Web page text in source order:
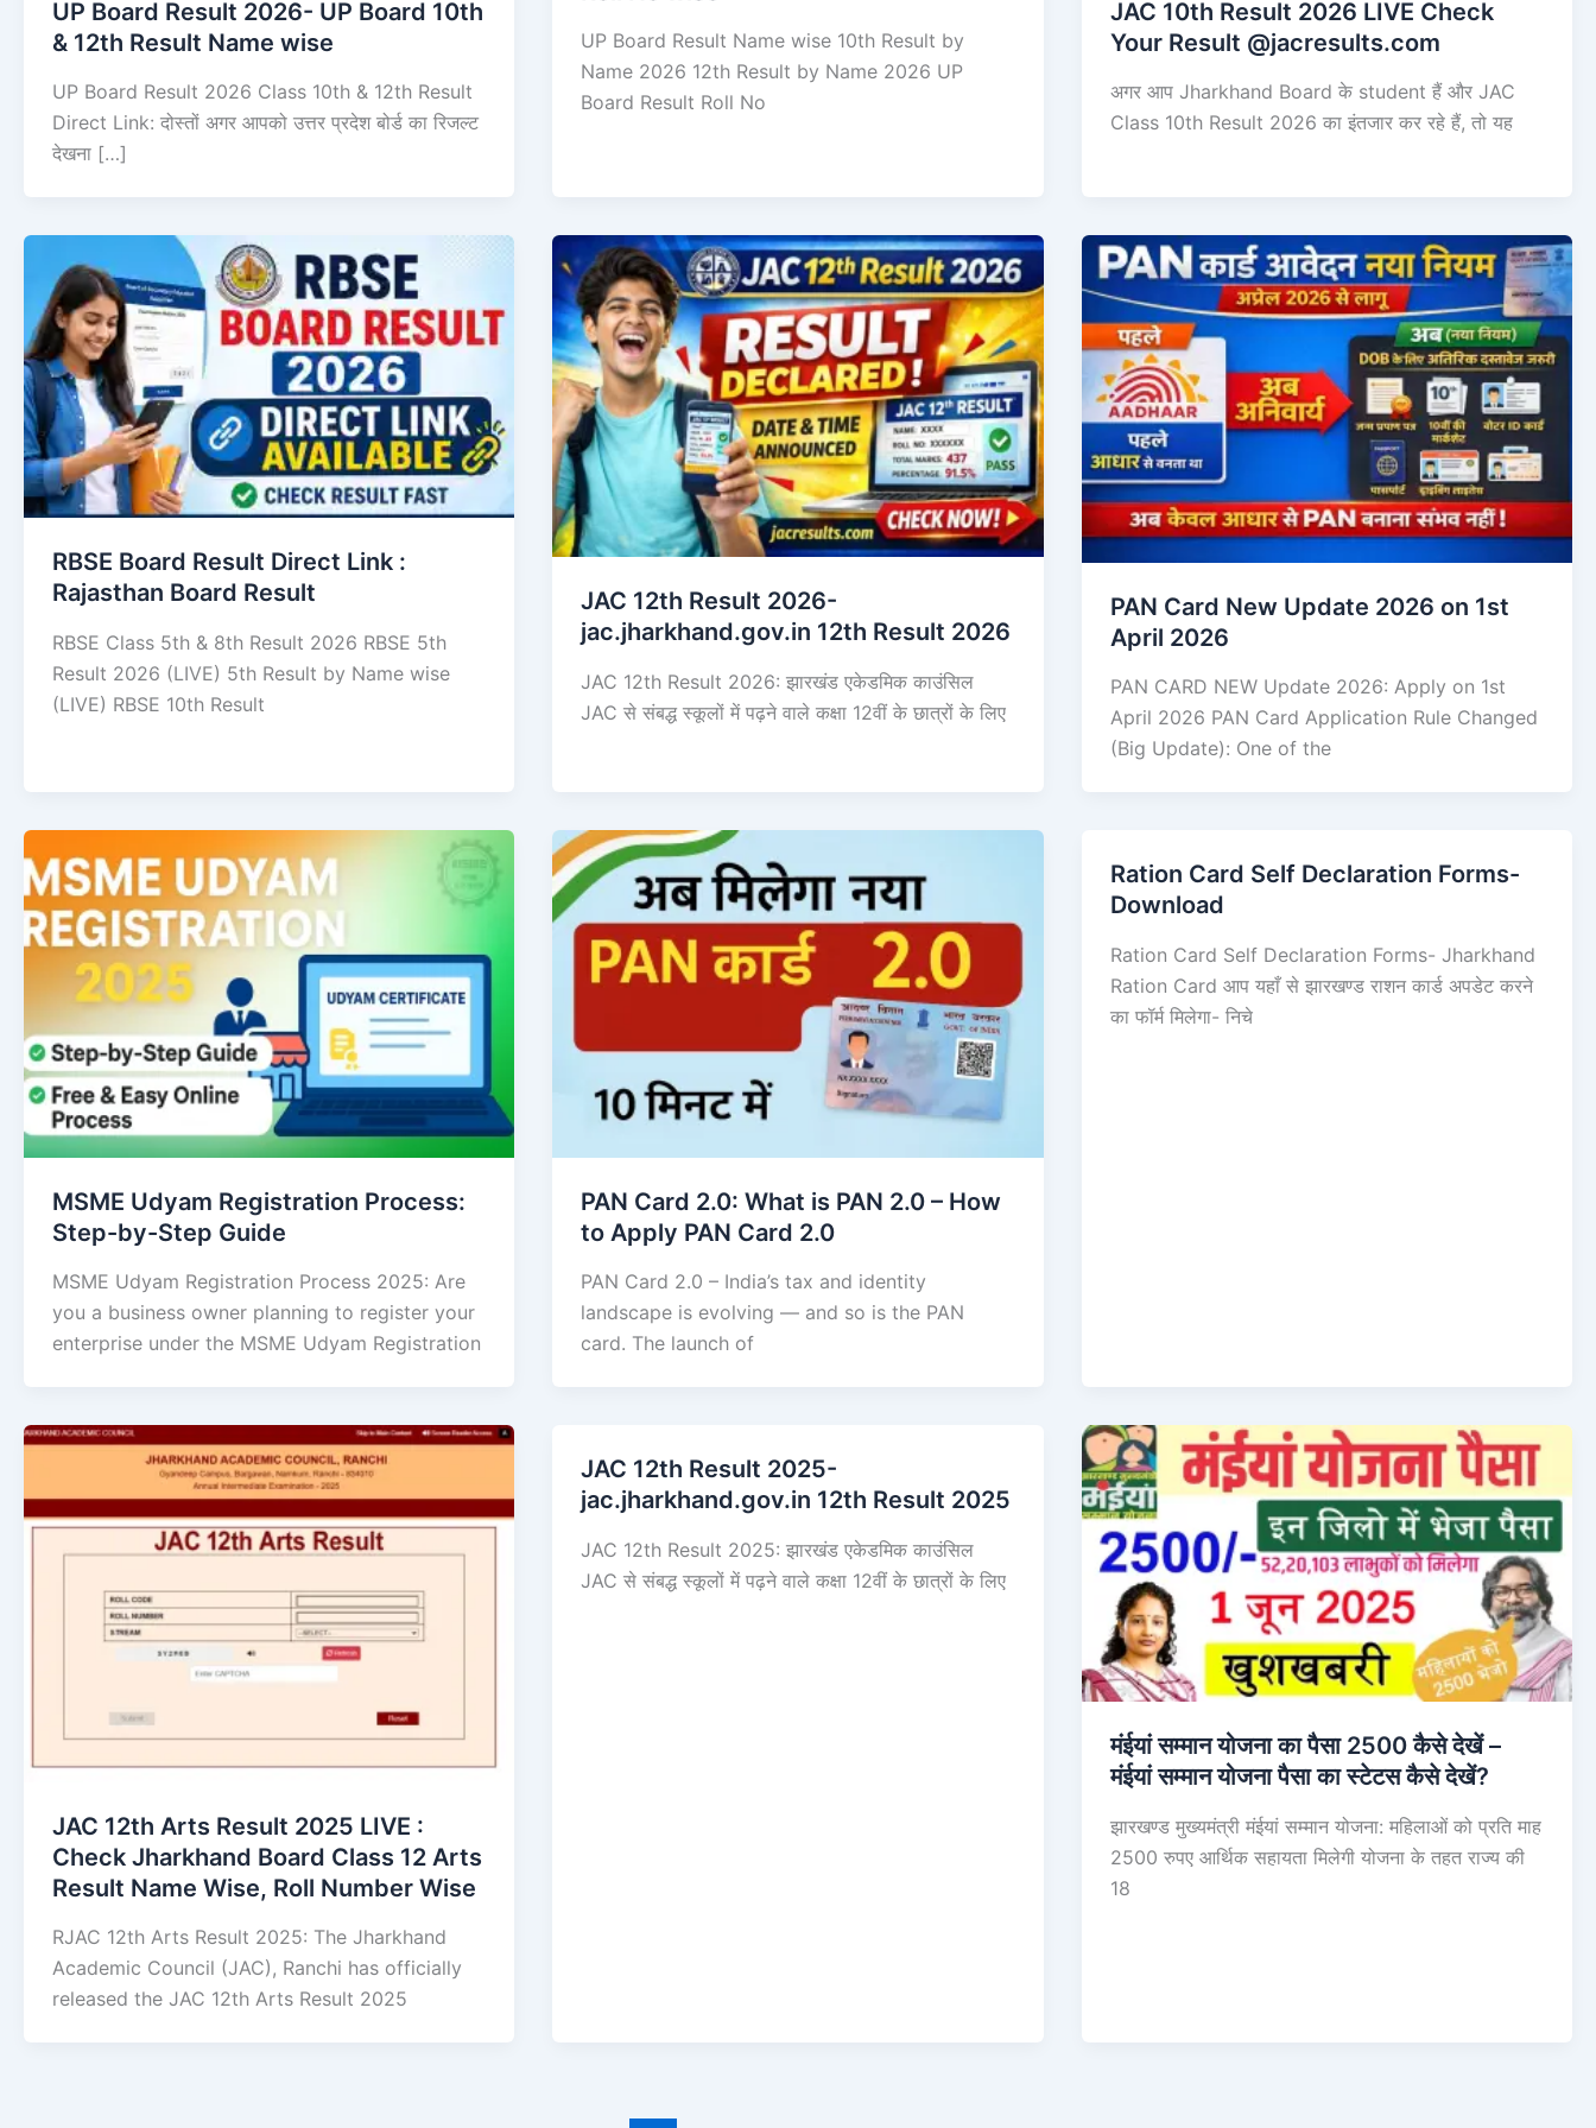
UP Board Result 2026- UP Board 10th
& 12th Result Name wise
UP Board Result 2026 Class 10th & 12th Result
Direct Link: दोस्तों अगर आपको उत्तर प्रदेश बोर्ड का रिजल्ट
देखना […]
UP Board Result Name wise 10th Result by
Name 2026 12th Result by Name 2026 UP
Board Result Roll No
JAC 10th Result 2026 LIVE Check
Your Result @jacresults.com
अगर आप Jharkhand Board के student हैं और JAC
Class 10th Result 2026 का इंतजार कर रहे हैं, तो यह
RBSE Board Result Direct Link : ​
Rajasthan Board Result
RBSE Class 5th & 8th Result 2026 RBSE 5th
Result 2026 (LIVE) 5th Result by Name wise
(LIVE) RBSE 10th Result
JAC 12th Result 2026-
jac.jharkhand.gov.in 12th Result 2026
JAC 12th Result 2026: झारखंड एकेडमिक काउंसिल
JAC से संबद्ध स्कूलों में पढ़ने वाले कक्षा 12वीं के छात्रों के लिए
PAN Card New Update 2026 on 1st
April 2026
PAN CARD NEW Update 2026: Apply on 1st
April 2026 PAN Card Application Rule Changed
(Big Update): One of the
MSME Udyam Registration Process:
Step-by-Step Guide
MSME Udyam Registration Process 2025: Are
you a business owner planning to register your
enterprise under the MSME Udyam Registration
PAN Card 2.0: What is PAN 2.0 – How
to Apply PAN Card 2.0
PAN Card 2.0 – India’s tax and identity
landscape is evolving — and so is the PAN
card. The launch of
Ration Card Self Declaration Forms-
Download
Ration Card Self Declaration Forms- Jharkhand
Ration Card आप यहाँ से झारखण्ड राशन कार्ड अपडेट करने
का फॉर्म मिलेगा- निचे
JAC 12th Arts Result 2025 LIVE :
Check Jharkhand Board Class 12 Arts
Result Name Wise, Roll Number Wise
RJAC 12th Arts Result 2025: The Jharkhand
Academic Council (JAC), Ranchi has officially
released the JAC 12th Arts Result 2025
JAC 12th Result 2025-
jac.jharkhand.gov.in 12th Result 2025
JAC 12th Result 2025: झारखंड एकेडमिक काउंसिल
JAC से संबद्ध स्कूलों में पढ़ने वाले कक्षा 12वीं के छात्रों के लिए
मंईयां सम्मान योजना का पैसा 2500 कैसे देखें –
मंईयां सम्मान योजना पैसा का स्टेटस कैसे देखें?
झारखण्ड मुख्यमंत्री मंईयां सम्मान योजना: महिलाओं को प्रति माह
2500 रुपए आर्थिक सहायता मिलेगी योजना के तहत राज्य की
18